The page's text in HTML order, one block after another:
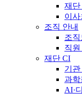
재단
이사
조직 안내
조직
직원
재단 CI
기관
과학
AI·